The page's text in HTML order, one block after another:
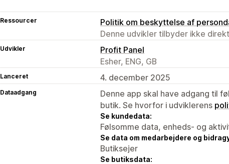
Ressourcer
Politik om beskyttelse af
Denne udvikler tilbyder ikke
Udvikler
Profit Panel
Esher, ENG, GB
Lanceret 4. december 2025
Dataadgang
Denne app skal have adgang til
butik. Se hvorfor i udviklerens
Se kundedata:
Følsomme data, enheds- og
Se data om medarbejdere og
Butiksejer
Se butiksdata: